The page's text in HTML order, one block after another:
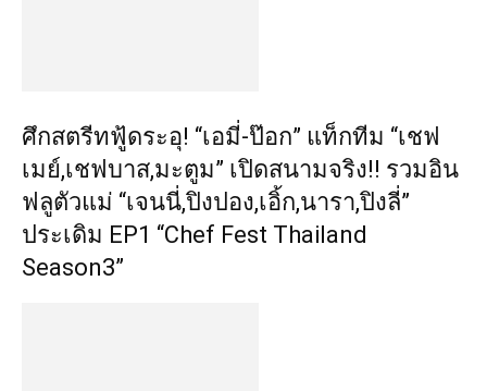
ศึกสตรีทฟู้ดระอุ! “เอมี่-ป๊อก” แท็กทีม “เชฟ
เมย์,เชฟบาส,มะตูม” เปิดสนามจริง!! รวมอิน
ฟลูตัวแม่ “เจนนี่,ปิงปอง,เอิ้ก,นารา,ปิงลี่”
ประเดิม EP1 “Chef Fest Thailand
Season3”